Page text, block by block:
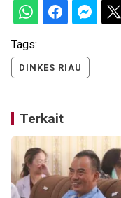
Tags:
DINKES RIAU
Terkait